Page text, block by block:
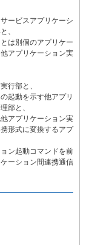
ービスアプリケーシ
、
は別個のアプリケー
アプリケーション実
行部と、
起動を示す他アプリ
部と、
アプリケーション実
形式に変換するアプ
ン起動コマンドを前
ーション間連携通信